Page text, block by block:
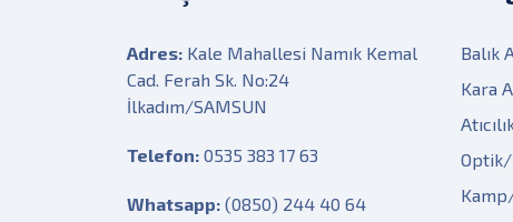
Adres: Kale Mahallesi Namık Kemal
Cad. Ferah Sk. No:24
İlkadım/SAMSUN
Telefon: 0535 383 17 63
Whatsapp: (0850) 244 40 64
Balık
Kara